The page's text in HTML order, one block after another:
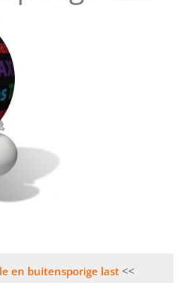
en buitensporige last